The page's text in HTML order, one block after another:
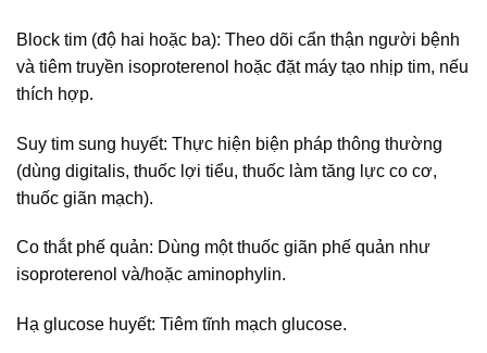
Block tim (độ hai hoặc ba): Theo dõi cẩn thận người bệnh
và tiêm truyền isoproterenol hoặc đặt máy tạo nhịp tim, nếu
thích hợp.
Suy tim sung huyết: Thực hiện biện pháp thông thường
(dùng digitalis, thuốc lợi tiểu, thuốc làm tăng lực co cơ,
thuốc giãn mạch).
Co thắt phế quản: Dùng một thuốc giãn phế quản như
isoproterenol và/hoặc aminophylin.
Hạ glucose huyết: Tiêm tĩnh mạch glucose.